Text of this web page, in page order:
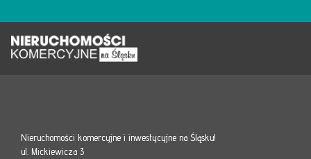
Nieruchomości komercyjne i inwestycyjne na Śląsku!
ul. Mickiewicza 3